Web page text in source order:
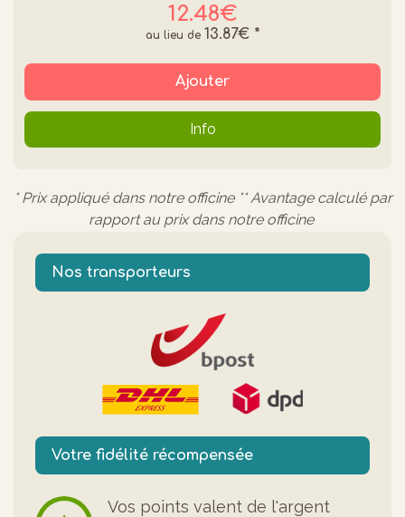
12.48€
13.87€ *
Ajouter
Info
* Prix appliqué dans notre officine ** Avantage calculé par
rapport au prix dans notre officine
Nos transporteurs
Votre fidélité récompensée
Vos points valent de l'argent